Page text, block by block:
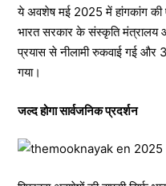
ये अवशेष मई 2025 में हांगकांग की
भारत सरकार के संस्कृति
प्रयास से नीलामी रुकवाई गई और
गया।
जल्द होगा सार्वजनिक प्रदर्शन